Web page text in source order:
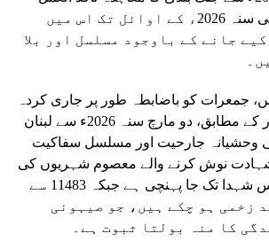
ہونے اور آئندہ جولائی سنہ 2026ء کے اوائل تک اس میں
جانے کے باوجود مسلسل اور بلا
جمعرات کو باضابطہ طور پر جاری کردہ
دردناک اعداد و شمار کے مطابق، دو مارچ سنہ 2026ء سے لبنان
وحشیانہ جارحیت اور مسلسل سفاکیت
نوش کرنے والے معصوم شہریوں کی
کل تعداد 3711 مقدس شہدا تک جا پہنچی ہے جبکہ 11483 سے
زخمی ہو چکے ہیں، جو صیہونی
کا منہ بولتا ثبوت ہے۔